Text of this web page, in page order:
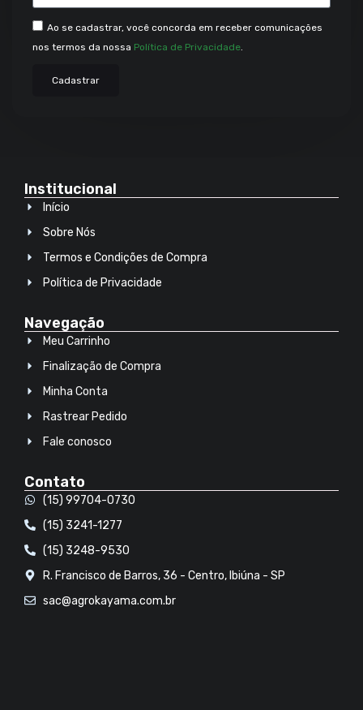
Ao se cadastrar, você concorda em receber comunicações
nos termos da nossa Política de Privacidade
Cadastrar
Institucional
Início
Sobre Nós
Termos e Condições de Compra
Política de Privacidade
Navegação
Meu Carrinho
Finalização de Compra
Minha Conta
Rastrear Pedido
Fale conosco
Contato
(15) 99704-0730
(15) 3241-1277
(15) 3248-9530
R. Francisco de Barros, 36 - Centro, Ibiúna - SP
sac@agrokayama.com.br